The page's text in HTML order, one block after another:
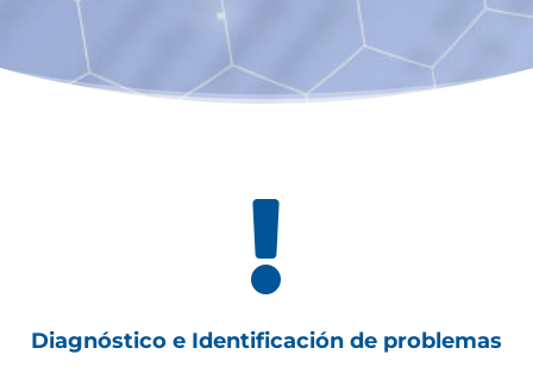

Diagnóstico e Identificación de problemas